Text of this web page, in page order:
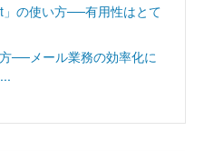
」の使い方──有用性はとて
──メール業務の効率化に